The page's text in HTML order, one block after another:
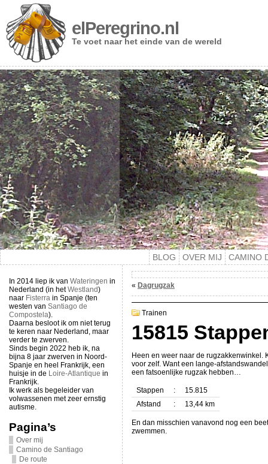
elPeregrino.nl
Te voet naar het einde van de wereld
BLOG OVER MIJ CAMINO
In 2014 liep ik van Wateringen in
Nederland (in hetWestland)
naar Fisterrain Spanje (ten
westen van Santiago de
Compostela).
Daarna besloot ik om niet terug
te keren naar Nederland, maar
verder te zwerven.
Sinds begin 2022 heb ik, na
bijna 8 jaar zwerven in Noord-
Spanje en heel Frankrijk, een
huisje in de Loire-Atlantique in
Frankrijk.
Ik werk als begeleider van
volwassenen met zeer ernstig
autisme.
Pagina’s
Over mij
Camino de Santiago
De route
« Dagrugzak
Trainen
15815
Heen en weer naar de rugzakkenwinkel.
voor zelf. Want een lange-
een fatsoenlijke rugzak hebben…
Stappen :
15.815
Afstand
: 13,44 km
En dan misschien vanavond nog een
zwemmen.